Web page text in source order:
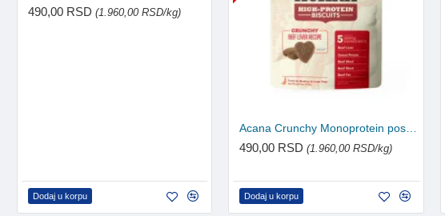
490,00 RSD (1.960,00 RSD/kg)
Dodaj u korpu
490,00 RSD(1.960,00 RSD/kg)
Dodaj u korpu